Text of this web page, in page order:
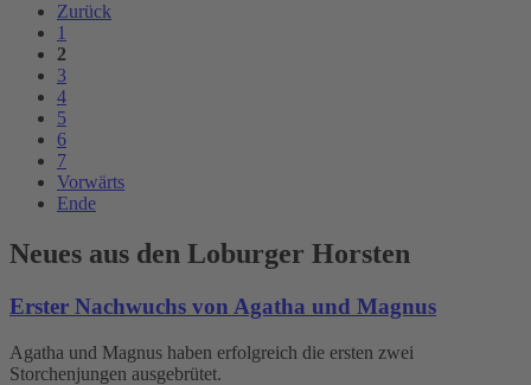
Zurück
1
2
3
4
5
6
7
Vorwärts
Ende
Neues aus den Loburger Horsten
Erster Nachwuchs von Agatha und Magnus
Agatha und Magnus haben erfolgreich die ersten zwei
Storchenjungen ausgebrütet.